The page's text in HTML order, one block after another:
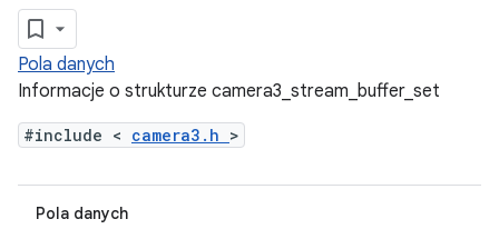
Pola danych
Informacje o strukturze camera3_stream_buffer_set
#include < camera3.h >
Pola danych